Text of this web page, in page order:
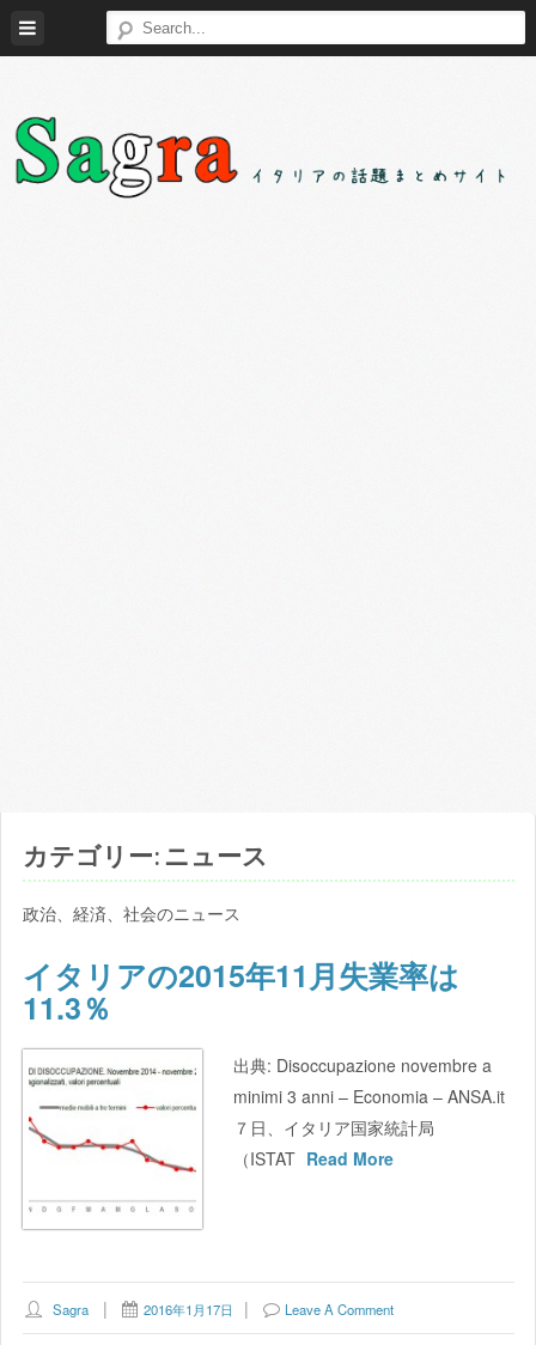
Skip
す。
カテゴリー: ニュース
政治、経済、社会のニュース
イタリアの2015年11月失業率は
11.3％
出典: Disoccupazione novembre a
minimi 3 anni – Economia – ANSA.it
７日、イタリア国家統計局
（ISTAT Read More
Sagra 2016年1月17日 Leave A Comment